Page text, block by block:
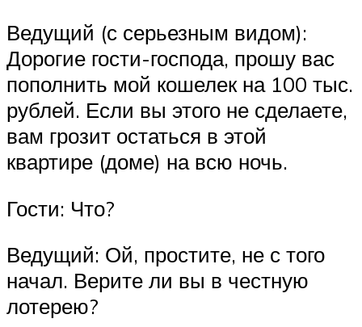
Ведущий (с серьезным видом):
Дорогие гости-господа, прошу вас
пополнить мой кошелек на 100 тыс.
рублей. Если вы этого не сделаете,
вам грозит остаться в этой
квартире (доме) на всю ночь.
Гости: Что?
Ведущий: Ой, простите, не с того
начал. Верите ли вы в честную
лотерею?